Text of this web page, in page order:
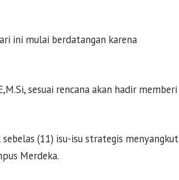
ini mulai berdatangan karena
sesuai rencana akan hadir memberi
(11) isu-isu strategis menyangkut
Merdeka.